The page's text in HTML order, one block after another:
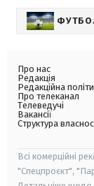
Про нас
Редакція
Редакційна
Про телеканал
Телеведучі
Вакансії
Структура
Всі комерційні
"Спецпроєкт",